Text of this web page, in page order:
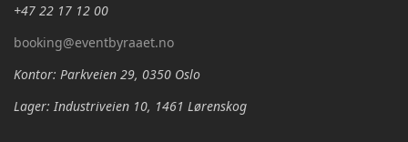
+47 22 17 12 00
booking@eventbyraaet.no
Kontor: Parkveien 29, 0350 Oslo
Lager: Industriveien 10, 1461 Lørenskog